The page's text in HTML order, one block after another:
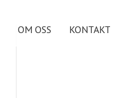
OM OSS KONTAKT